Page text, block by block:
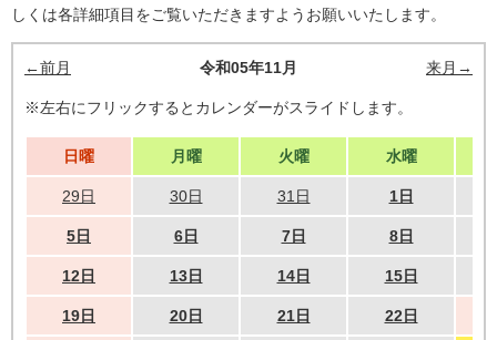
しくは各詳細項目をご覧いただきますようお願いいたします。
←前月 令和05年11月 来月→
※左右にフリックするとカレンダーがスライドします。
日曜 月曜 火曜 水曜
29日 30日 31日 1日
5日 6日 7日 8日
12日 13日 14日 15日
19日 20日 21日 22日